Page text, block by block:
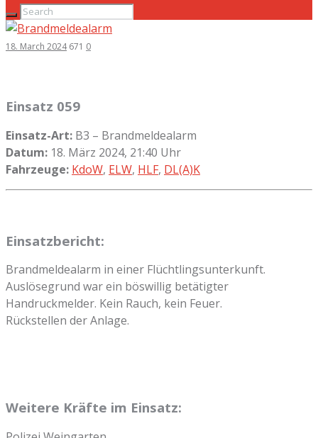
18. March 2024 671 0
Einsatz 059
Einsatz-Art: B3 – Brandmeldealarm
Datum: 18. März 2024, 21:40 Uhr
Fahrzeuge: KdoW, ELW, HLF, DL(A)K
Einsatzbericht:
Brandmeldealarm in einer Flüchtlingsunterkunft.
Auslösegrund war ein böswillig betätigter
Handruckmelder. Kein Rauch, kein Feuer.
Rückstellen der Anlage.
Weitere Kräfte im Einsatz: